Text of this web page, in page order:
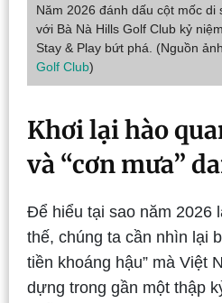
Năm 2026 đánh dấu cột mốc di
với Bà Nà Hills Golf Club kỷ
Stay & Play bứt phá. (Nguồn
Golf Club)
Khơi lại hào
và “cơn mưa”
Để hiểu tại sao năm 2026
thế, chúng ta cần nhìn lại
tiền khoáng hậu” mà Việt
dựng trong gần một thập